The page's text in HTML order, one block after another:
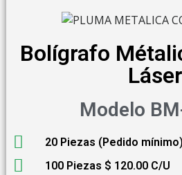
Bolígrafo
Láser
Modelo
20 Piezas (Pedido
100 Piezas $ 120.00 C/U